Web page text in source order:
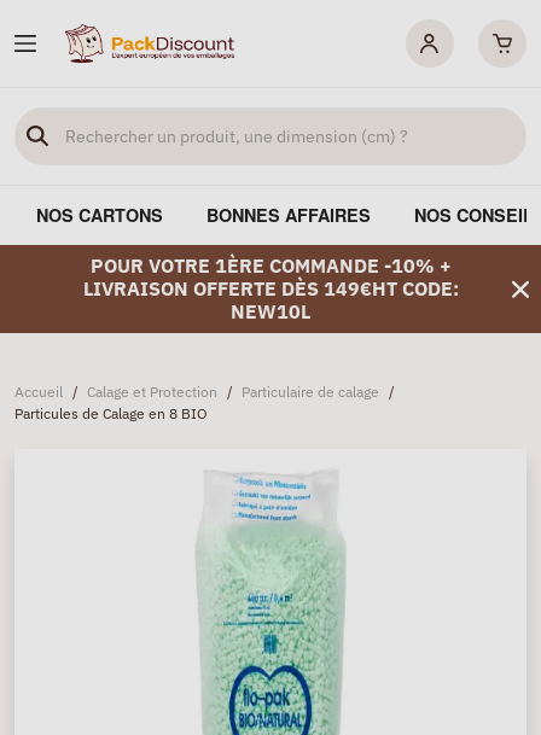
NOS CARTONS BONNES AFFAIRES NOS
POUR VOTRE 1ÈRE COMMANDE -10% +
LIVRAISON OFFERTE DÈS 149€HT CODE:
NEW10L
Accueil / Calage et Protection / Particulaire de calage /
Particules de Calage en 8 BIO